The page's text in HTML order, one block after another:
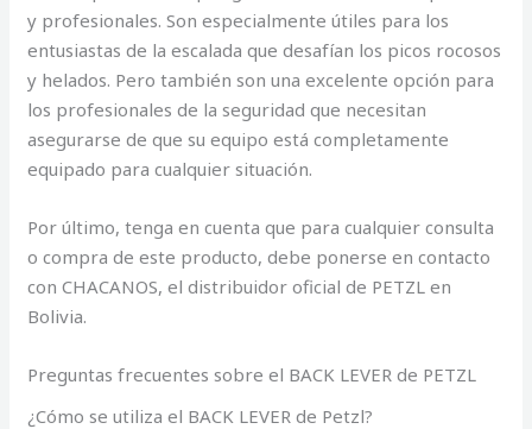
y profesionales. Son especialmente útiles para los
entusiastas de la escalada que desafían los picos rocosos
y helados. Pero también son una excelente opción para
los profesionales de la seguridad que necesitan
asegurarse de que su equipo está completamente
equipado para cualquier situación.
Por último, tenga en cuenta que para cualquier consulta
o compra de este producto, debe ponerse en contacto
con CHACANOS, el distribuidor oficial de PETZL en
Bolivia.
Preguntas frecuentes sobre el BACK LEVER de PETZL
¿Cómo se utiliza el BACK LEVER de Petzl?